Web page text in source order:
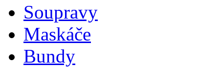
Soupravy
Maskáče
Bundy